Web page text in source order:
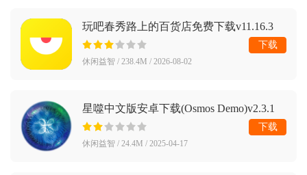
玩吧春秀路上的百货店免费下载v11.16.3
免费安卓版
休闲益智 / 238.4M / 2026-08-02
下载
星噬中文版安卓下载(Osmos Demo)v2.3.1
安卓版
休闲益智 / 24.4M / 2025-04-17
下载